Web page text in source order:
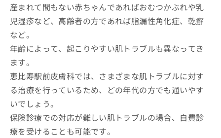
産まれて間もない赤ちゃんであればおむつかぶれや乳
児湿疹など、高齢者の方であれば脂漏性角化症、乾癬
など。
年齢によって、起こりやすい肌トラブルも異なってき
ます。
恵比寿駅前皮膚科では、さまざまな肌トラブルに対す
る治療を行っているため、どの年代の方でも通いやす
いでしょう。
保険診療での対応が難しい肌トラブルの場合、自費診
療を受けることも可能です。